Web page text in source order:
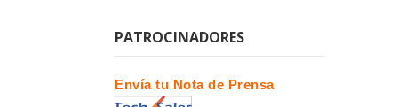
PATROCINADORES
Envía tu Nota de Prensa